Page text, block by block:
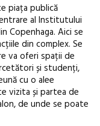
piața publică
al Institutului
Copenhaga. Aici se
din complex. Se
va oferi spații de
și studenți,
cu o alee
vizita și partea de
de unde se poate